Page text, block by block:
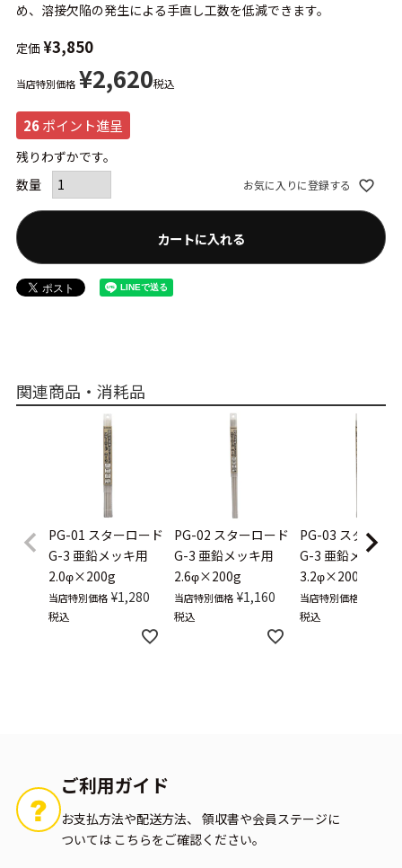
め、溶接欠陥の発生による手直し工数を低減できます。
定価 ¥3,850
当店特別価格 ¥2,620税込
26ポイント進呈
残りわずかです。
お気に入りに登録する
カートに入れる
関連商品・消耗品
PG-01 スターロード
G-3 亜鉛メッキ用
2.0φ×200g
当店特別価格 ¥1,280
税込
PG-02 スターロード
G-3 亜鉛メッキ用
2.6φ×200g
当店特別価格 ¥1,160
税込
PG-03 スターロ
G-3 亜鉛メッキ用
3.2φ×200g
当店特別価格
税込
ご利用ガイド
お支払方法や配送方法、 領収書や会員ステージに
ついては こちらをご確認ください。